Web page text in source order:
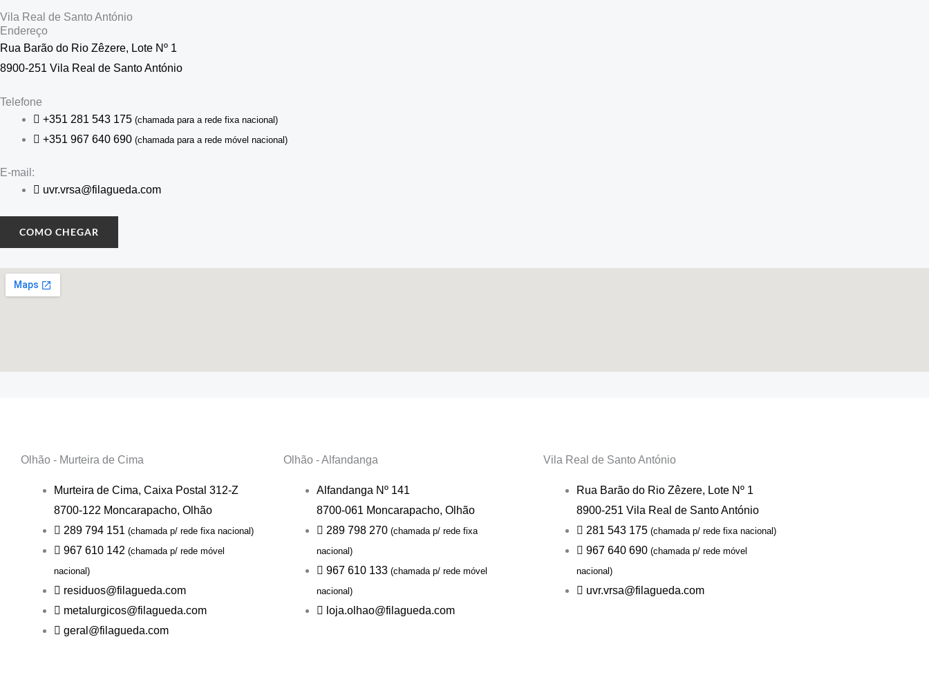
Vila Real de Santo António
Endereço
Rua Barão do Rio Zêzere, Lote Nº 1
8900-251 Vila Real de Santo António
Telefone
+351 281 543 175 (chamada para a rede fixa nacional)
+351 967 640 690 (chamada para a rede móvel nacional)
E-mail:
uvr.vrsa@filagueda.com
COMO CHEGAR
Olhão - Murteira de Cima
Murteira de Cima, Caixa Postal 312-Z
8700-122 Moncarapacho, Olhão
289 794 151 (chamada p/ rede fixa nacional)
967 610 142 (chamada p/ rede móvel
nacional)
residuos@filagueda.com
metalurgicos@filagueda.com
geral@filagueda.com
Olhão - Alfandanga
Alfandanga Nº 141
8700-061 Moncarapacho, Olhão
289 798 270 (chamada p/ rede fixa
nacional)
967 610 133 (chamada p/ rede móvel
nacional)
loja.olhao@filagueda.com
Vila Real de Santo António
Rua Barão do Rio Zêzere, Lote Nº 1
8900-251 Vila Real de Santo António
281 543 175(chamada p/ rede fixa nacional)
967 640 690(chamada p/ rede móvel
nacional)
uvr.vrsa@filagueda.com